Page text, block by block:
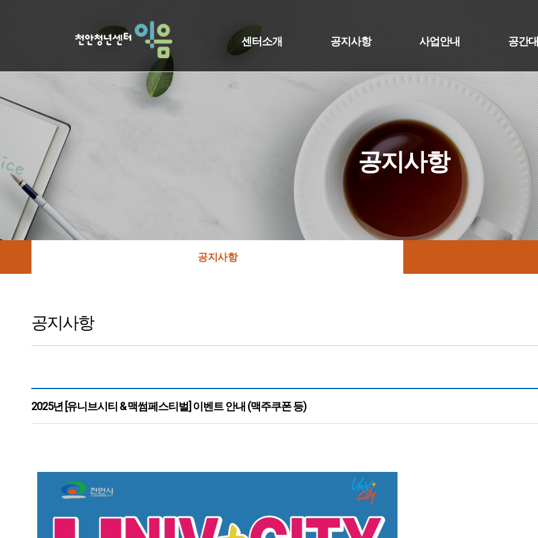
센터소개 공지사항 사업안내 공간
공지사항
공지사항
공지사항
2025년 [유니브시티 & 맥썸페스티벌] 이벤트 안내 (맥주쿠폰 등)